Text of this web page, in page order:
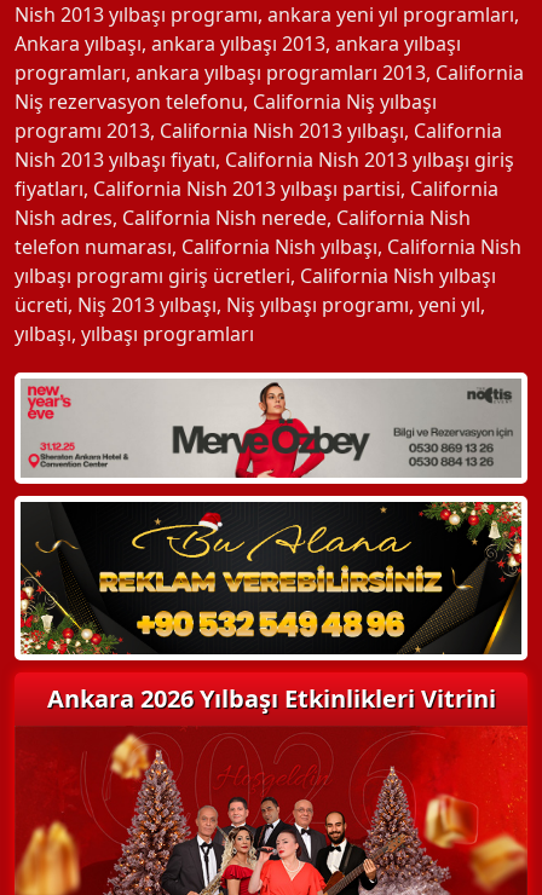
Nish 2013 yılbaşı programı, ankara yeni yıl programları,
Ankara yılbaşı, ankara yılbaşı 2013, ankara yılbaşı
programları, ankara yılbaşı programları 2013, California
Niş rezervasyon telefonu, California Niş yılbaşı
programı 2013, California Nish 2013 yılbaşı, California
Nish 2013 yılbaşı fiyatı, California Nish 2013 yılbaşı giriş
fiyatları, California Nish 2013 yılbaşı partisi, California
Nish adres, California Nish nerede, California Nish
telefon numarası, California Nish yılbaşı, California Nish
yılbaşı programı giriş ücretleri, California Nish yılbaşı
ücreti, Niş 2013 yılbaşı, Niş yılbaşı programı, yeni yıl,
yılbaşı, yılbaşı programları
Ankara 2026 Yılbaşı Etkinlikleri Vitrini